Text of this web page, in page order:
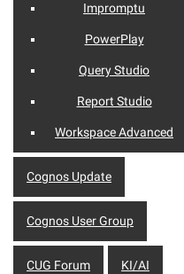
Impromptu
PowerPlay
Query Studio
Report Studio
Workspace Advanced
Cognos Update
Cognos User Group
CUG Forum KI/AI